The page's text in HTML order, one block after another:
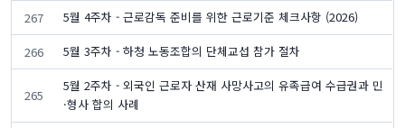
267 5월 4주차 - 근로감독 준비를 위한 근로기준 체크사항 (2026)
266 5월 3주차 - 하청 노동조합의 단체교섭 참가 절차
265
5월 2주차 - 외국인 근로자 산재 사망사고의 유족급여 수급권과 민
·형사 합의 사례